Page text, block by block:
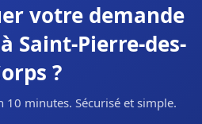
votre demande
Saint-Pierre-des-
?
10 minutes. Sécurisé et simple.